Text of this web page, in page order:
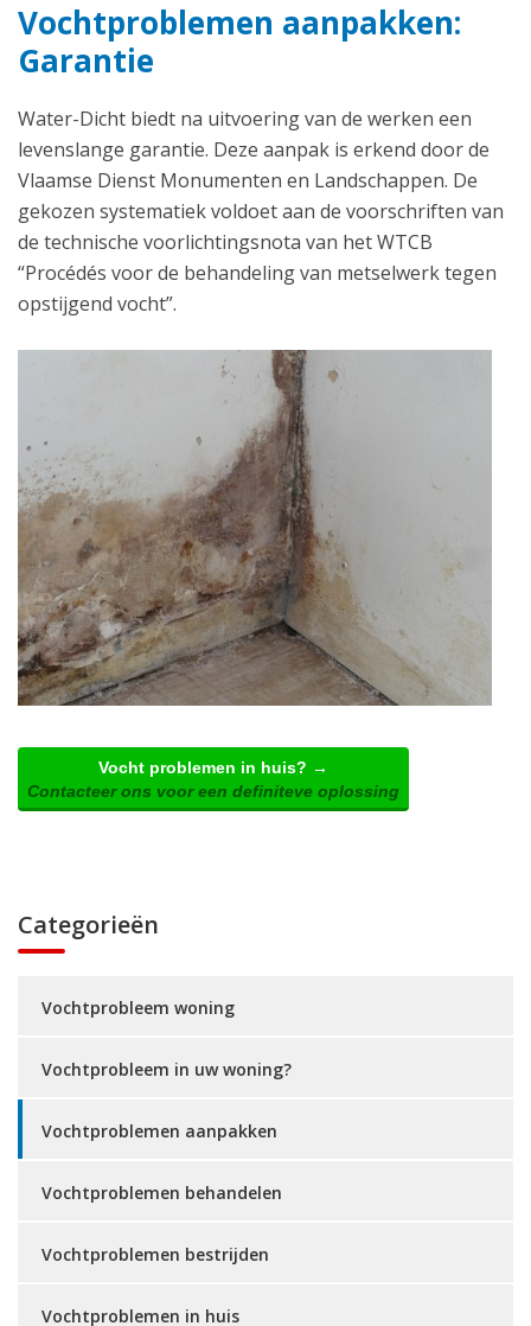
Vochtproblemen aanpakken:
Garantie
Water-Dicht biedt na uitvoering van de werken een
levenslange garantie. Deze aanpak is erkend door de
Vlaamse Dienst Monumenten en Landschappen. De
gekozen systematiek voldoet aan de voorschriften van
de technische voorlichtingsnota van het WTCB
“Procédés voor de behandeling van metselwerk tegen
opstijgend vocht”.
Vocht problemen in huis? →
Contacteer ons voor een definiteve oplossing
Categorieën
Vochtprobleem woning
Vochtprobleem in uw woning?
Vochtproblemen aanpakken
Vochtproblemen behandelen
Vochtproblemen bestrijden
Vochtproblemen in huis